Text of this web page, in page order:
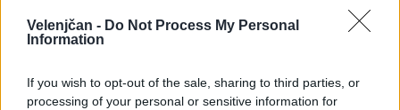
Velenjčan - Do Not Process My Personal
Information
If you wish to opt-out of the sale, sharing to third parties, or
processing of your personal or sensitive information for
(Muzej premogovništva Slovenije) ter 2.
septembra odigrali koncert.
Obiskovalci si bodo pred nastopom lahko ogledali